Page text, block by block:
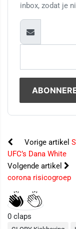
inbox, zodat je
Vorige artikel
UFC’s Dana White
Volgende artikel
corona risicogroep
0 claps